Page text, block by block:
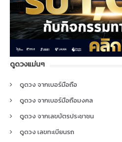
ดูดวงแม่นๆ
ดูดวง จากเบอร์มือถือ
ดูดวง จากเบอร์มือถือมงคล
ดูดวง จากเลขบัตรประชาชน
ดูดวง เลขทะเบียนรถ